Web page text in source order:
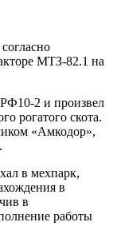
МТЗ-82.1 на
2 и произвел
рогатого скота.
«Амкодор»,
в мехпарк,
в
в
работы